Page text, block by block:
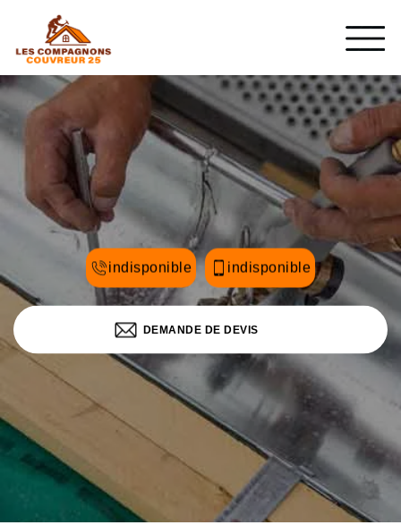
indisponible indisponible
DEMANDE DE DEVIS